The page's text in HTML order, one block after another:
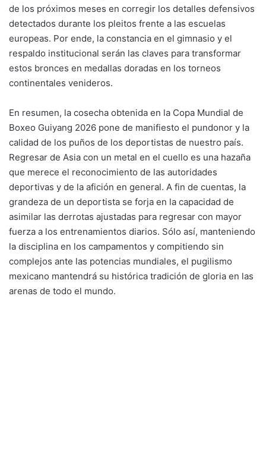
de los próximos meses en corregir los detalles defensivos
detectados durante los pleitos frente a las escuelas
europeas. Por ende, la constancia en el gimnasio y el
respaldo institucional serán las claves para transformar
estos bronces en medallas doradas en los torneos
continentales venideros.
En resumen, la cosecha obtenida en la Copa Mundial de
Boxeo Guiyang 2026 pone de manifiesto el pundonor y la
calidad de los puños de los deportistas de nuestro país.
Regresar de Asia con un metal en el cuello es una hazaña
que merece el reconocimiento de las autoridades
deportivas y de la afición en general. A fin de cuentas, la
grandeza de un deportista se forja en la capacidad de
asimilar las derrotas ajustadas para regresar con mayor
fuerza a los entrenamientos diarios. Sólo así, manteniendo
la disciplina en los campamentos y compitiendo sin
complejos ante las potencias mundiales, el pugilismo
mexicano mantendrá su histórica tradición de gloria en las
arenas de todo el mundo.